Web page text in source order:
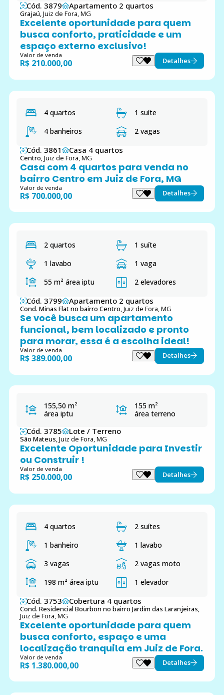
Cód. 3879 Apartamento 2 quartos
Grajaú,Juiz de Fora, MG
Excelente oportunidade para quem
busca conforto, praticidade e um
espaço externo exclusivo!
Valor de venda
R$ 210.000,00 Detalhes
4 quartos
1 suíte
4 banheiros
2 vagas
Cód. 3861 Casa 4 quartos
Centro, Juiz de Fora, MG
Casa com 4 quartos para venda no
bairro Centro em Juiz de Fora, MG
Valor de venda
R$ 700.000,00 Detalhes
2 quartos
1 suíte
1 lavabo
1 vaga
55 m² área iptu 2 elevadores
Cód. 3799 Apartamento 2 quartos
Cond. Minas Flat no bairro Centro,Juiz de Fora, MG
Se você busca um apartamento
funcional, bem localizado e pronto
para morar, essa é a escolha ideal!
Valor de venda
R$ 389.000,00 Detalhes
155,50 m²
área iptu
155 m²
área terreno
Cód. 3785 Lote / Terreno
São Mateus,Juiz de Fora, MG
Excelente Oportunidade para Investir
ou Construir !
Valor de venda
R$ 250.000,00 Detalhes
4 quartos
2 suítes
1 banheiro
1 lavabo
3 vagas
2 vagas moto
198 m² área iptu 1 elevador
Cód. 3753 Cobertura 4 quartos
Cond. Residencial Bourbon no bairro Jardim das Laranjeiras,
Juiz de Fora, MG
Excelente oportunidade para quem
busca conforto, espaço e uma
localização tranquila em Juiz de Fora.
Valor de venda
R$ 1.380.000,00 Detalhes